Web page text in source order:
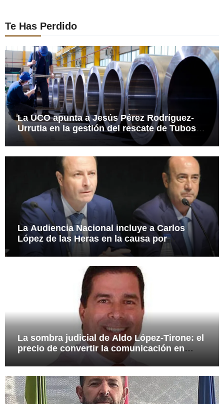
Te Has Perdido
La UCO apunta a Jesús Pérez Rodríguez-
Urrutia en la gestión del rescate de Tubos
Reunidos
La Audiencia Nacional incluye a Carlos
López de las Heras en la causa por
presuntas irregularidades en el rescate de
112,8 millones a Tubos Reunidos
La sombra judicial de Aldo López-Tirone: el
precio de convertir la comunicación en